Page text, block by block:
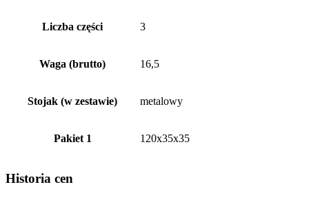
Liczba części 3
Waga (brutto) 16,5
Stojak (w zestawie) metalowy
Pakiet 1 120x35x35
Historia cen